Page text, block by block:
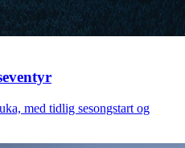
med tidlig sesongstart og